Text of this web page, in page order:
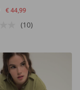
€ 44,99
(10)